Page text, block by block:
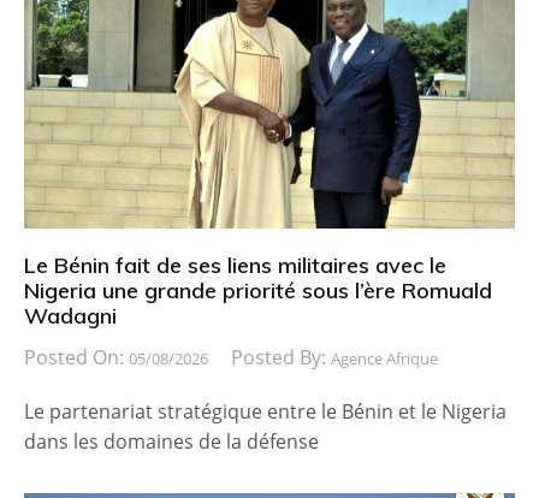
Le Bénin fait de ses liens militaires avec le
Nigeria une grande priorité sous l’ère Romuald
Wadagni
Posted On: 05/08/2026 Posted By: Agence Afrique
Le partenariat stratégique entre le Bénin et le Nigeria
dans les domaines de la défense